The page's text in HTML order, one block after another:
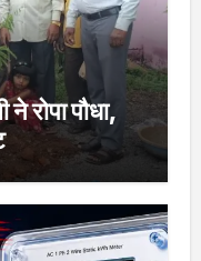
ने रोपा पौधा,